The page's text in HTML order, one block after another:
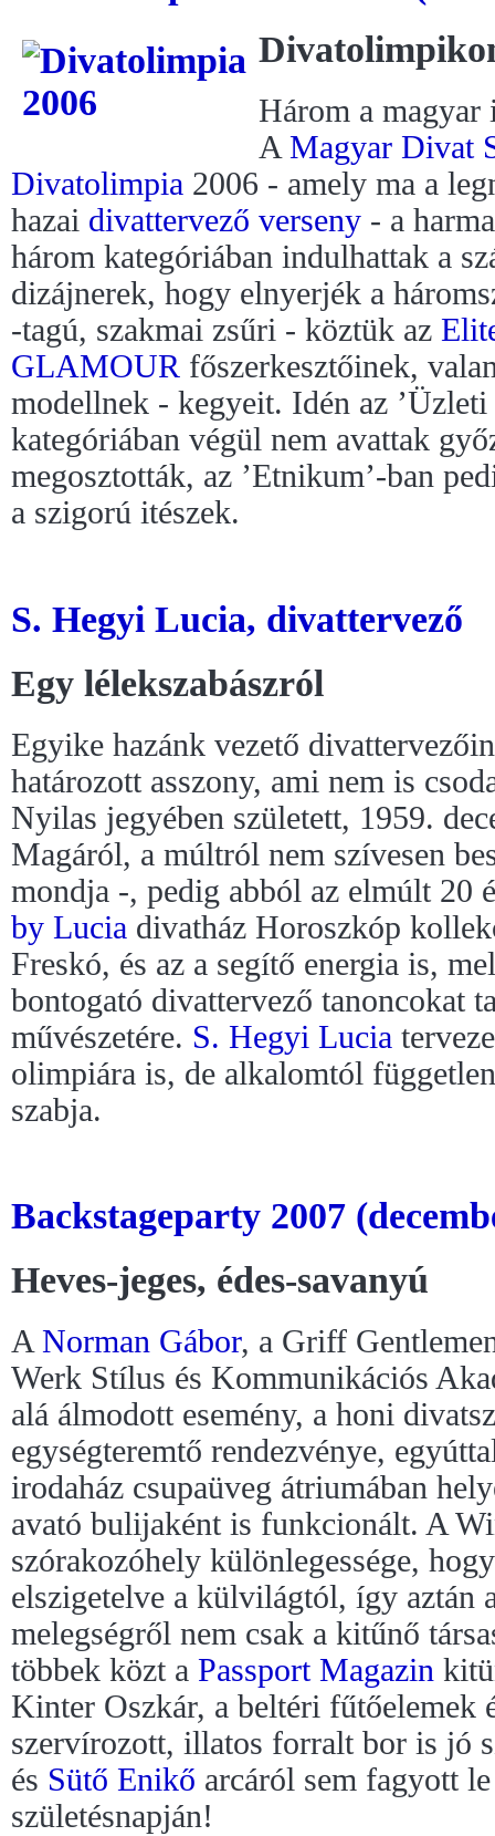
Három a magyar
A Magyar Divat
Divatolimpia 2006 - amely ma a
hazai divattervező verseny - a
három kategóriában indulhattak a
dizájnerek, hogy elnyerjék a
-tagú, szakmai zsűri - köztük az
GLAMOUR főszerkesztőinek,
modellnek - kegyeit. Idén az ’Üzleti
kategóriában végül nem avattak
megosztották, az ’Etnikum’-ban
a szigorú itészek.
S. Hegyi Lucia, divattervező
Egy lélekszabászról
Egyike hazánk vezető
határozott asszony, ami nem is
Nyilas jegyében született, 1959.
Magáról, a múltról nem szívesen
mondja -, pedig abból az elmúlt 20
by Lucia divatház Horoszkóp
Freskó, és az a segítő energia is,
bontogató divattervező tanoncokat
művészetére. S. Hegyi Lucia
olimpiára is, de alkalomtól
szabja.
Backstageparty 2007
Heves-jeges, édes-savanyú
A Norman Gábor, a Griff
Werk Stílus és Kommunikációs
alá álmodott esemény, a honi
egységteremtő rendezvénye,
irodaház csupaüveg átriumában
avató bulijaként is funkcionált. A
szórakozóhely különlegessége,
elszigetelve a külvilágtól, így aztán
melegségről nem csak a kitűnő
többek közt a Passport Magazin
Kinter Oszkár, a beltéri fűtőelemek
szervírozott, illatos forralt bor is jó
és Sütő Enikő arcáról sem fagyott
születésnapján!